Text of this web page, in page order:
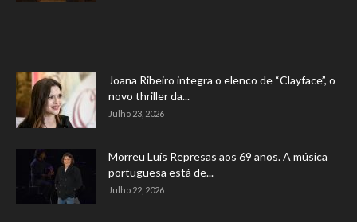
Joana Ribeiro integra o elenco de “Clayface”, o
novo thriller da...
Julho 23, 2026
Morreu Luís Represas aos 69 anos. A música
portuguesa está de...
Julho 22, 2026